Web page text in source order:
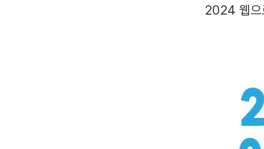
2024 웹으